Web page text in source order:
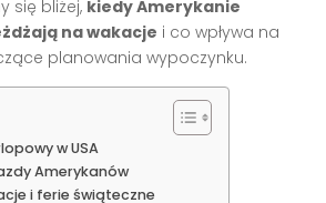
się bliżej, kiedy Amerykanie
na wakacje i co wpływa na
planowania wypoczynku.
w USA
Amerykanów
i ferie świąteczne